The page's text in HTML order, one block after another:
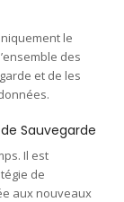
le
des
et de les
Sauvegarde
Il est
de
aux nouveaux